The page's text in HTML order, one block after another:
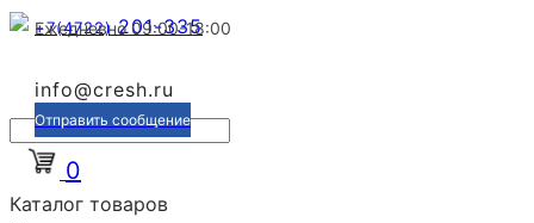
+7(4722)201-335
Ежедневно 09:00-18:00
info@cresh.ru
Отправить сообщение
0
Каталог товаров